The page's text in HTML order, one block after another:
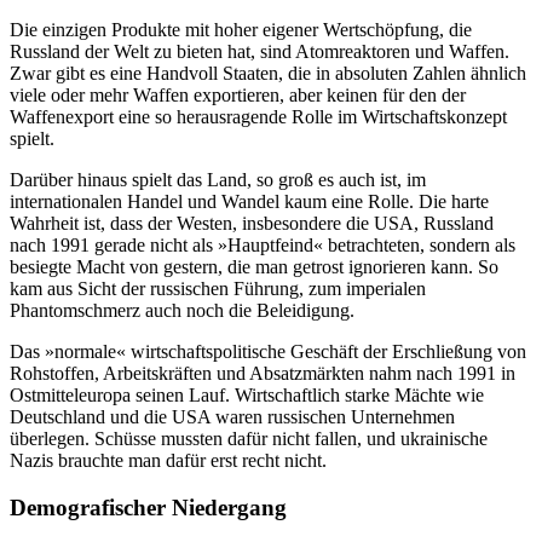
Die einzigen Produkte mit hoher eigener Wertschöpfung, die
Russland der Welt zu bieten hat, sind Atomreaktoren und Waffen.
Zwar gibt es eine Handvoll Staaten, die in absoluten Zahlen ähnlich
viele oder mehr Waffen exportieren, aber keinen für den der
Waffenexport eine so herausragende Rolle im Wirtschaftskonzept
spielt.
Darüber hinaus spielt das Land, so groß es auch ist, im
internationalen Handel und Wandel kaum eine Rolle. Die harte
Wahrheit ist, dass der Westen, insbesondere die USA, Russland
nach 1991 gerade nicht als »Hauptfeind« betrachteten, sondern als
besiegte Macht von gestern, die man getrost ignorieren kann. So
kam aus Sicht der russischen Führung, zum imperialen
Phantomschmerz auch noch die Beleidigung.
Das »normale« wirtschaftspolitische Geschäft der Erschließung von
Rohstoffen, Arbeitskräften und Absatzmärkten nahm nach 1991 in
Ostmitteleuropa seinen Lauf. Wirtschaftlich starke Mächte wie
Deutschland und die USA waren russischen Unternehmen
überlegen. Schüsse mussten dafür nicht fallen, und ukrainische
Nazis brauchte man dafür erst recht nicht.
Demografischer Niedergang